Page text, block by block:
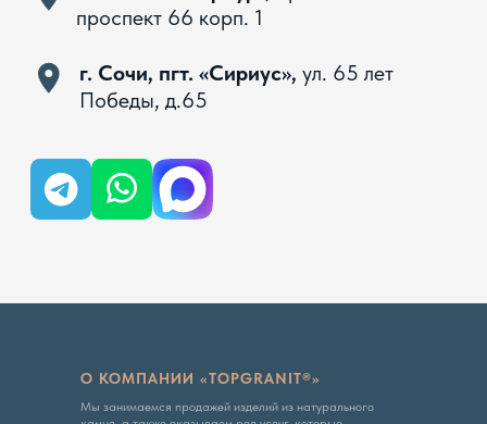
О КОМПАНИИ «TOPGRANIT®»
Мы занимаемся продажей изделий из натурального
Политика конфиденциальности
Вся представленная на сайте информация, касающаяся
технических характеристик, наличия на складе, стоимости
товаров, носит информационный характер и ни при каких